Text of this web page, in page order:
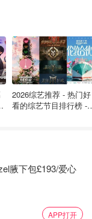
来果肉感的甜
贴皮肤。花香与香
傍晚的海风裹挟着
。
2026综艺推荐 - 热门好
看的综艺节目排行榜 -
腋下包£193/爱心
APP打开